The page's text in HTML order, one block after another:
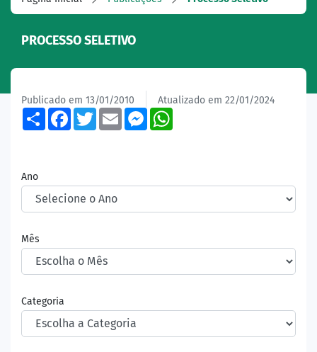
PROCESSO SELETIVO
Publicado em 13/01/2010 Atualizado em 22/01/2024
ShareFacebook
TwitterEmailMessenger
Ano
Mês
Categoria